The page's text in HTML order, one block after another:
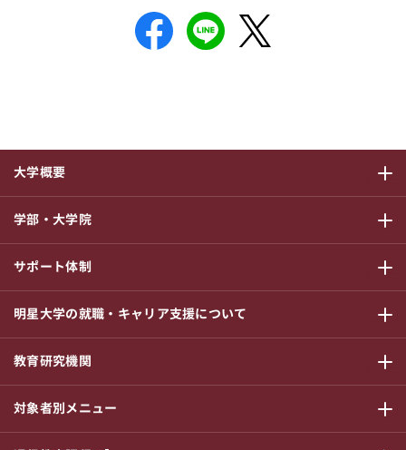
大学概要
サブメニ
学部・大学院
サブメニ
サポート体制
サブメニ
明星大学の就職・キャリア支援について
サブメニ
教育研究機関
サブメニ
対象者別メニュー
サブメニ